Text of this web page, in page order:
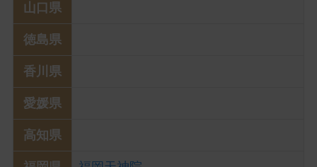
山口県
徳島県
香川県
愛媛県
高知県